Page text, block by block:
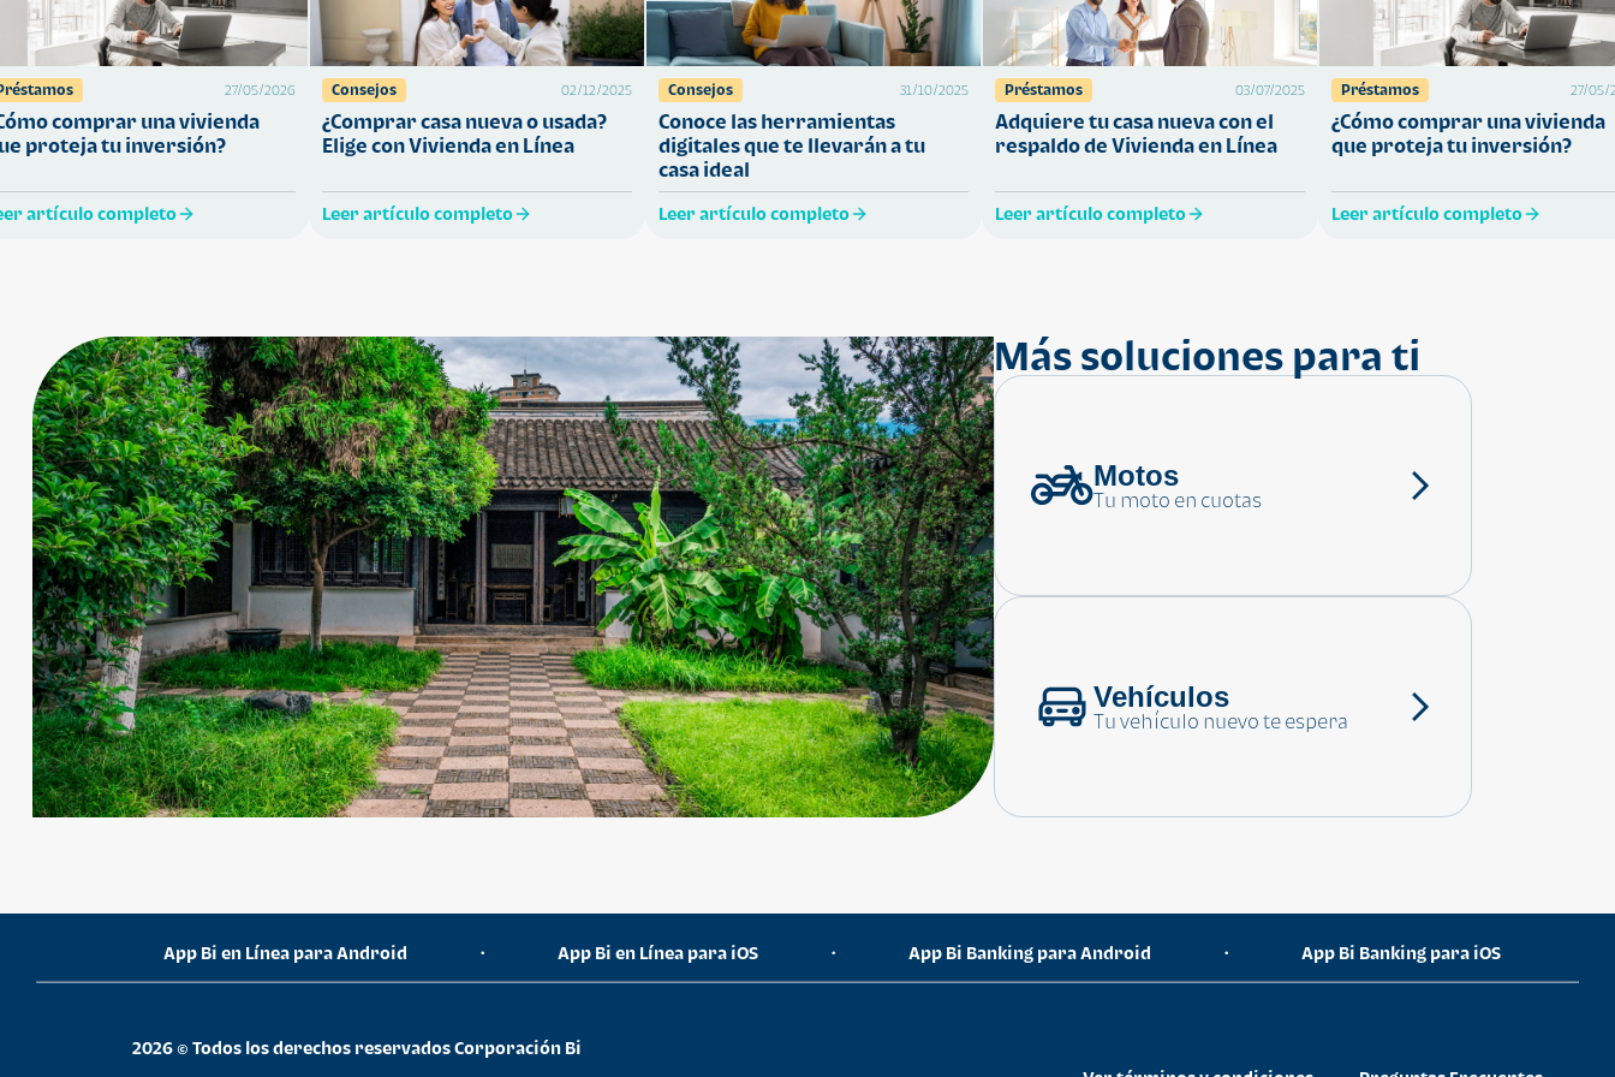
27/05/2026
comprar una vivienda
proteja tu inversión?
artículo completo
Consejos 02/12/2025
¿Comprar casa nueva o usada?
Elige con Vivienda en Línea
Leer artículo completo
Consejos 31/10/2025
Conoce las herramientas
digitales que te llevarán a tu
casa ideal
Leer artículo completo
Préstamos 03/07/2025
Adquiere tu casa nueva con el
respaldo de Vivienda en Línea
Leer artículo completo
Préstamos 27/05/
¿Cómo comprar una vivienda
que proteja tu inversión?
Leer artículo completo
¿Necesitas ayuda?
Más soluciones para ti
Motos
Tu moto en cuotas
Vehículos
Tu vehículo nuevo te espera
App Bi en Línea para Android • App Bi en Línea para iOS • App Bi Banking para Android • App Bi Banking para iOS
2026 © Todos los derechos reservados Corporación Bi